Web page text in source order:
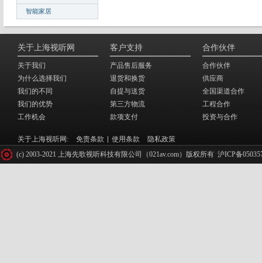
智能家居
关于上海视听网
关于我们
为什么选择我们
我们的不同
我们的优势
工作机会
客户支持
产品售后服务
退货和换货
自提与送货
第三方物流
款项支付
合作伙伴
合作伙伴
供应商
全国渠道合作
工程合作
投资与合作
关于上海视听网: 免责条款 使用条款
隐私政策
(c) 2003-2021 上海先歌视听科技有限公司（021av.com）版权所有 沪ICP备